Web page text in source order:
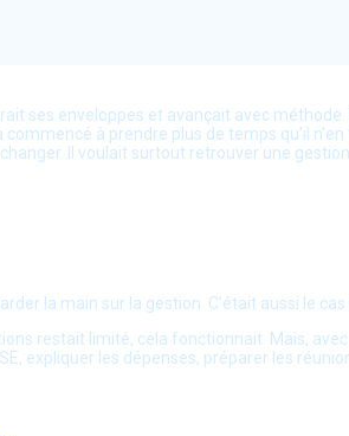
ses enveloppes et avançait avec
à prendre plus de temps qu’il
Il voulait surtout retrouver une
la main sur la gestion. C’était aussi le cas
restait limité, cela fonctionnait. Mais,
expliquer les dépenses, préparer les